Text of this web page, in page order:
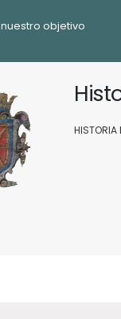
nuestro objetivo
HISTORIA